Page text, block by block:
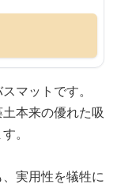
マットです。
本来の優れた吸
。
実用性を犠牲に